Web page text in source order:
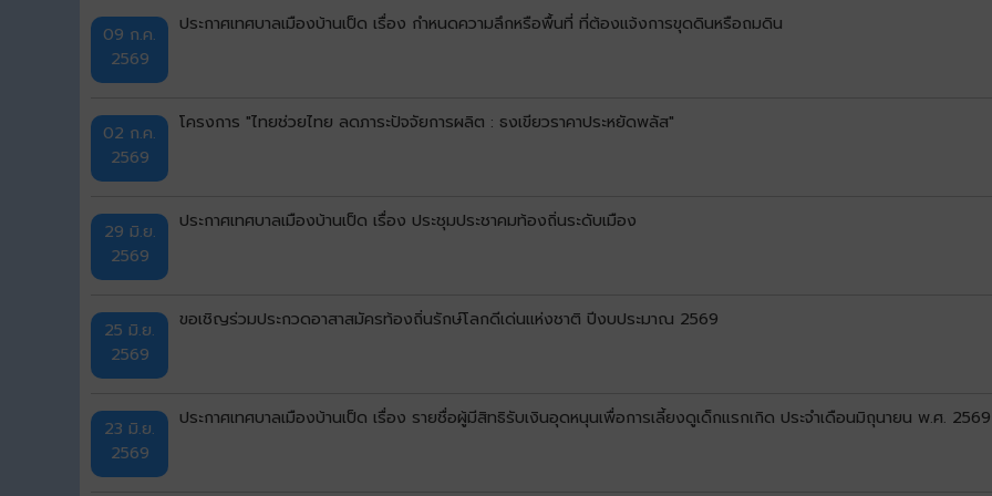
09 ก.ค.
2569
ประกาศเทศบาลเมืองบ้านเป็ด เรื่อง กำหนดความลึกหรือพื้นที่ ที่ต้องแจ้งการขุดดินหรือถมดิน
02 ก.ค.
2569
โครงการ "ไทยช่วยไทย ลดภาระปัจจัยการผลิต : ธงเขียวราคาประหยัดพลัส"
29 มิ.ย.
2569
ประกาศเทศบาลเมืองบ้านเป็ด เรื่อง ประชุมประชาคมท้องถิ่นระดับเมือง
25 มิ.ย.
2569
ขอเชิญร่วมประกวดอาสาสมัครท้องถิ่นรักษ์โลกดีเด่นแห่งชาติ ปีงบประมาณ 2569
23 มิ.ย.
2569
ประกาศเทศบาลเมืองบ้านเป็ด เรื่อง รายชื่อผู้มีสิทธิรับเงินอุดหนุนเพื่อการเลี้ยงดูเด็กแรกเกิด ประจำเดือนมิถุนายน พ.ศ.